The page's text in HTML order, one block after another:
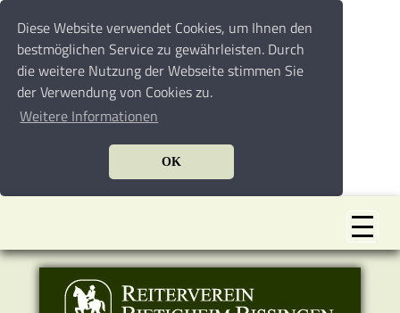
Diese Website verwendet Cookies, um Ihnen den
bestmöglichen Service zu gewährleisten. Durch
die weitere Nutzung der Webseite stimmen Sie
der Verwendung von Cookies zu.
Weitere Informationen
OK